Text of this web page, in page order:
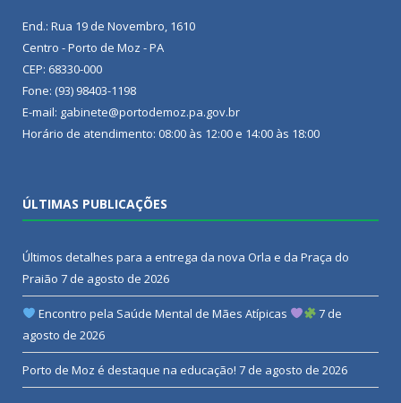
End.: Rua 19 de Novembro, 1610
Centro - Porto de Moz - PA
CEP: 68330-000
Fone: (93) 98403-1198
E-mail: gabinete@portodemoz.pa.gov.br
Horário de atendimento: 08:00 às 12:00 e 14:00 às 18:00
ÚLTIMAS PUBLICAÇÕES
Últimos detalhes para a entrega da nova Orla e da Praça do
Praião 7 de agosto de 2026
Encontro pela Saúde Mental de Mães Atípicas
7 de
agosto de 2026
Porto de Moz é destaque na educação! 7 de agosto de 2026